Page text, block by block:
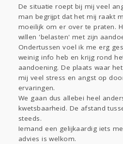
De situatie roept bij mij veel
man begrijpt dat het mij raakt
moeilijk om er over te praten.
willen 'belasten' met zijn
Ondertussen voel ik me erg
weinig info heb en krijg rond
aandoening. De plaats waar
mij veel stress en angst op
ervaringen.
We gaan dus allebei heel
kwetsbaarheid. De afstand
steeds.
Iemand een gelijkaardig iets
advies is welkom.